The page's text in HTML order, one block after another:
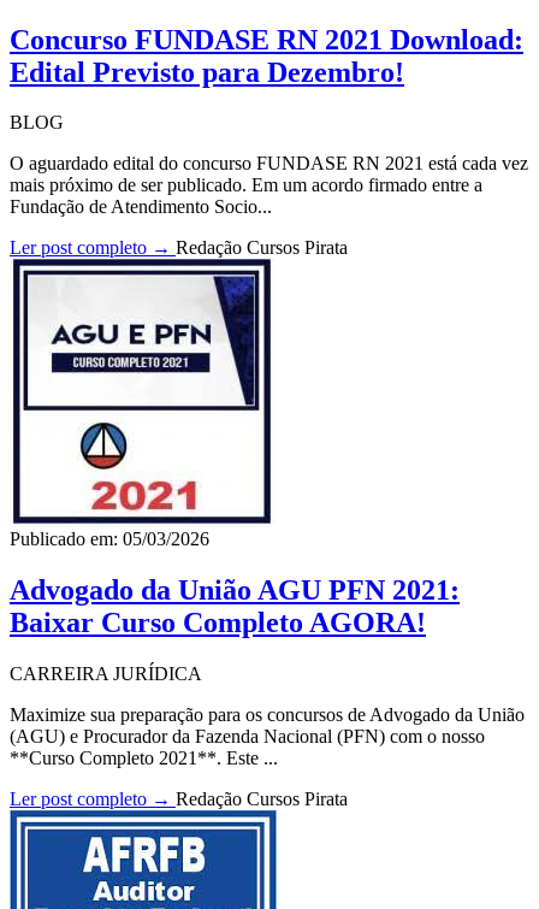
Concurso FUNDASE RN 2021 Download:
Edital Previsto para Dezembro!
BLOG
O aguardado edital do concurso FUNDASE RN 2021 está cada vez
mais próximo de ser publicado. Em um acordo firmado entre a
Fundação de Atendimento Socio...
Ler post completo → Redação Cursos Pirata
Publicado em: 05/03/2026
Advogado da União AGU PFN 2021:
Baixar Curso Completo AGORA!
CARREIRA JURÍDICA
Maximize sua preparação para os concursos de Advogado da União
(AGU) e Procurador da Fazenda Nacional (PFN) com o nosso
**Curso Completo 2021**. Este ...
Ler post completo → Redação Cursos Pirata